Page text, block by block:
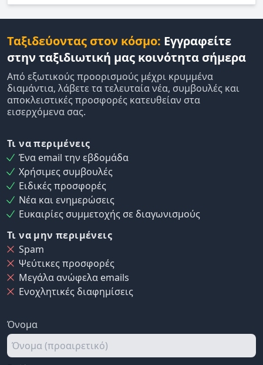
Ταξιδεύοντας στον κόσμο: Εγγραφείτε
στην ταξιδιωτική μας κοινότητα σήμερα
Από εξωτικούς προορισμούς μέχρι κρυμμένα
διαμάντια, λάβετε τα τελευταία νέα, συμβουλές και
αποκλειστικές προσφορές κατευθείαν στα
εισερχόμενα σας.
Τι να περιμένεις
Ένα email την εβδομάδα
Χρήσιμες συμβουλές
Ειδικές προσφορές
Νέα και ενημερώσεις
Ευκαιρίες συμμετοχής σε διαγωνισμούς
Τι να μην περιμένεις
Spam
Ψεύτικες προσφορές
Μεγάλα ανώφελα emails
Ενοχλητικές διαφημίσεις
Όνομα